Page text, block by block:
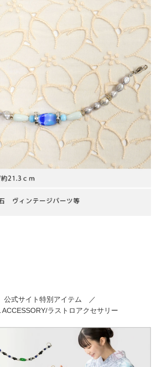
式サイト特別アイテム ／
ACCESSORY/ラストロアクセサリー